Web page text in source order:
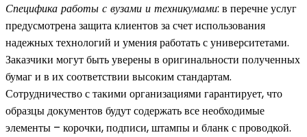
Специфика работы с вузами и техникумами: в перечне услуг
предусмотрена защита клиентов за счет использования
надежных технологий и умения работать с университетами.
Заказчики могут быть уверены в оригинальности полученных
бумаг и в их соответствии высоким стандартам.
Сотрудничество с такими организациями гарантирует, что
образцы документов будут содержать все необходимые
элементы – корочки, подписи, штампы и бланк с проводкой.